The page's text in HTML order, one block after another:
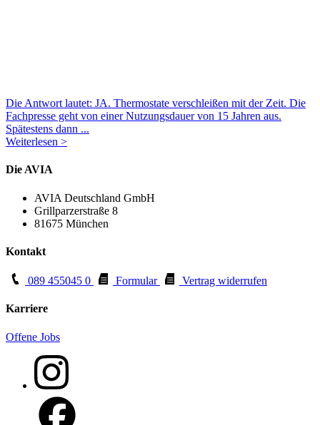
Die Antwort lautet: JA. Thermostate verschleißen mit der Zeit. Die
Fachpresse geht von einer Nutzungsdauer von 15 Jahren aus.
Spätestens dann ...
Weiterlesen >
Die AVIA
AVIA Deutschland GmbH
Grillparzerstraße 8
81675 München
Kontakt
089 455045 0 Formular Vertrag widerrufen
Karriere
Offene Jobs